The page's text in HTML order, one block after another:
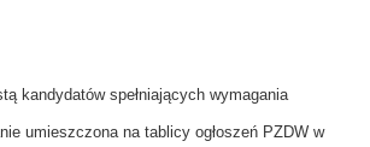
kandydatów spełniających wymagania
umieszczona na tablicy ogłoszeń PZDW w